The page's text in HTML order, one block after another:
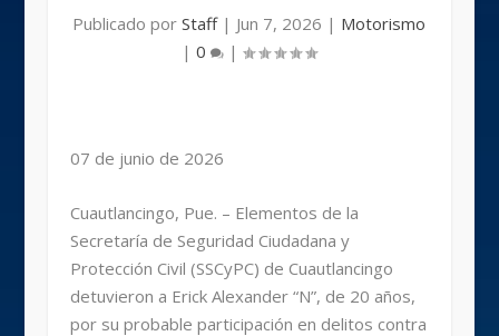
Publicado porStaff| Jun 7, 2026 | Motorismo
|0 |
07 de junio de 2026
Cuautlancingo, Pue. – Elementos de la
Secretaría de Seguridad Ciudadana y
Protección Civil (SSCyPC) de Cuautlancingo
detuvieron a Erick Alexander “N”, de 20 años,
por su probable participación en delitos contra